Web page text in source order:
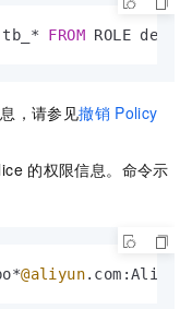
tb_ * FROM ROLE
，请参见撤销 Policy
的权限信息。命令示
*@aliyun.com:Alice;